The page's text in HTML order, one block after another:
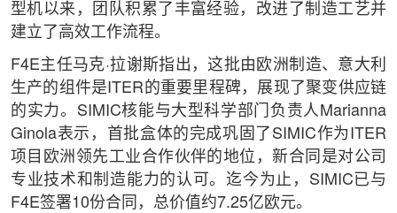
型机以来，团队积累了丰富经验，改进了制造工艺并
建立了高效工作流程。
F4E主任马克·拉谢斯指出，这批由欧洲制造、意大利
生产的组件是ITER的重要里程碑，展现了聚变供应链
的实力。SIMIC核能与大型科学部门负责人Marianna
Ginola表示，首批盒体的完成巩固了SIMIC作为ITER
项目欧洲领先工业合作伙伴的地位，新合同是对公司
专业技术和制造能力的认可。迄今为止，SIMIC已与
F4E签署10份合同，总价值约7.25亿欧元。